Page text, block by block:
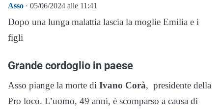
Asso · 05/06/2024 alle 11:41
Dopo una lunga malattia lascia la moglie Emilia e i
figli
Grande cordoglio in paese
Asso piange la morte di Ivano Corà, presidente della
Pro loco. L’uomo, 49 anni, è scomparso a causa di